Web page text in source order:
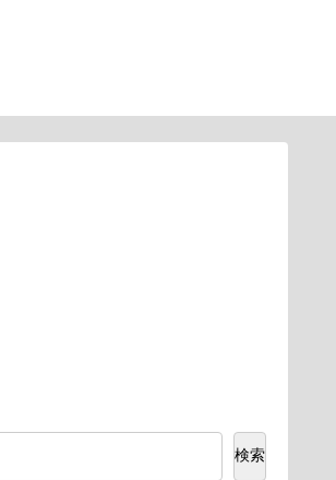
検索